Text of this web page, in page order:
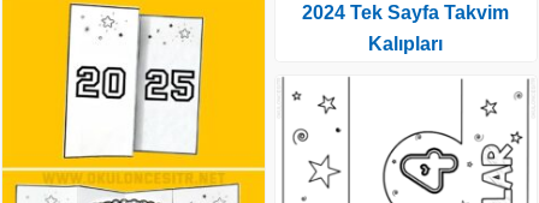
2024 Tek Sayfa Takvim
Kalıpları